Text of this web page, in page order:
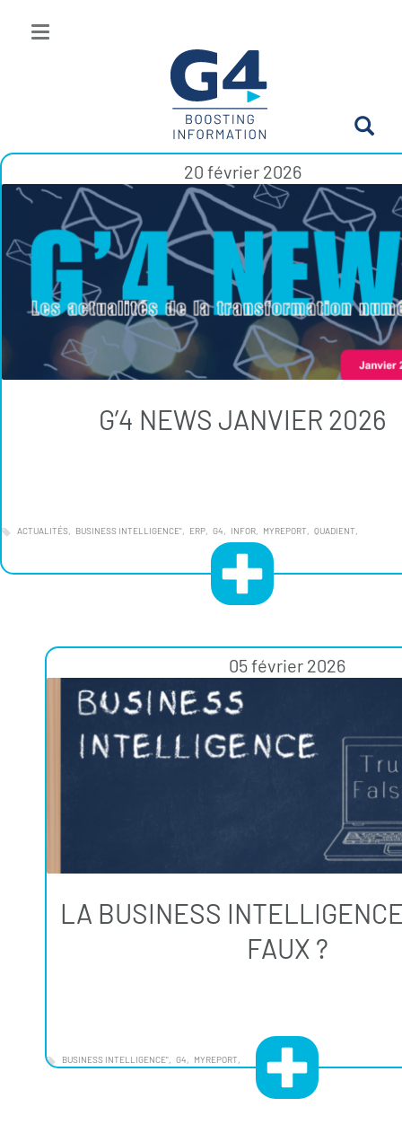
20 février 2026
G’4 NEWS JANVIER 2026
ACTUALITÉS BUSINESS INTELLIGENCE" ERP G4 INFOR MYREPORT QUADIENT
05 février 2026
LA BUSINESS
FAUX ?
BUSINESS INTELLIGENCE" G4 MYREPORT